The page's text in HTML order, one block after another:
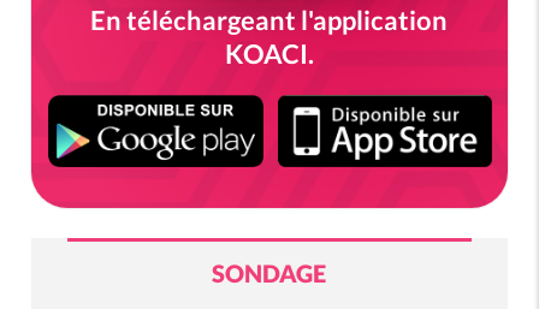
En téléchargeant l'application
KOACI.
SONDAGE